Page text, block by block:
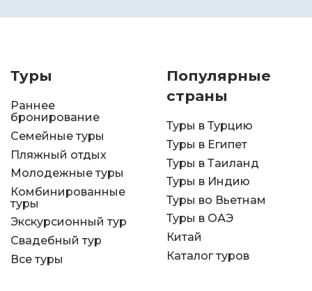
Туры
Раннее
бронирование
Семейные туры
Пляжный отдых
Молодежные туры
Комбинированные
туры
Экскурсионный тур
Свадебный тур
Все туры
Популярные
страны
Туры в Турцию
Туры в Египет
Туры в Таиланд
Туры в Индию
Туры во Вьетнам
Туры в ОАЭ
Китай
Каталог туров